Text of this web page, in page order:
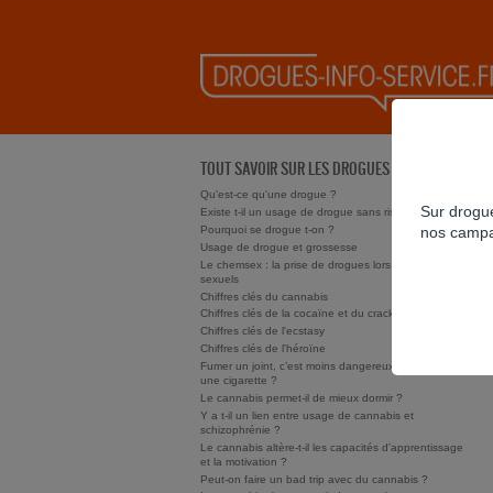
TOUT SAVOIR SUR LES DROGUES
Qu'est-ce qu'une drogue ?
Existe t-il un usage de drogue sans risque ?
Pourquoi se drogue t-on ?
Usage de drogue et grossesse
Le chemsex : la prise de drogues lors de rapports
sexuels
Chiffres clés du cannabis
Chiffres clés de la cocaïne et du crack/free base
Chiffres clés de l'ecstasy
Chiffres clés de l'héroïne
Fumer un joint, c’est moins dangereux que fumer
une cigarette ?
Le cannabis permet-il de mieux dormir ?
Y a t-il un lien entre usage de cannabis et
schizophrénie ?
Le cannabis altère-t-il les capacités d'apprentissage
et la motivation ?
Peut-on faire un bad trip avec du cannabis ?
Sur
nos